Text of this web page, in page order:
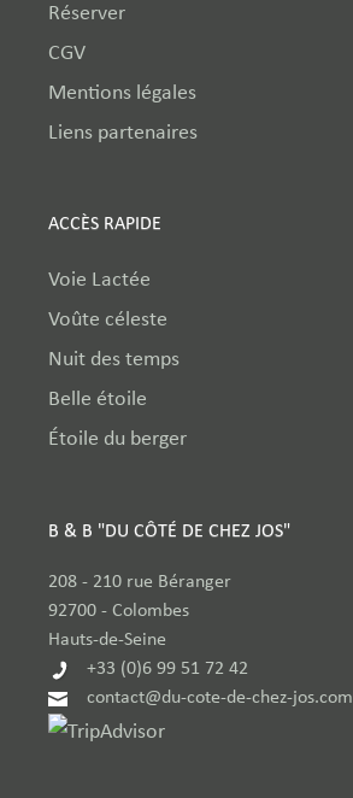
Réserver
CGV
Mentions légales
Liens partenaires
ACCÈS RAPIDE
Voie Lactée
Voûte céleste
Nuit des temps
Belle étoile
Étoile du berger
B & B "DU CÔTÉ DE CHEZ JOS"
208 - 210 rue Béranger
92700 - Colombes
Hauts-de-Seine
+33 (0)6 99 51 72 42
contact@du-cote-de-chez-jos.com